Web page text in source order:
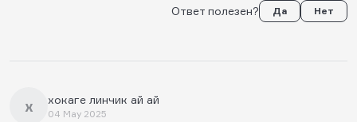
Ответ полезен?
Да Нет
х хокаге линчик ай ай
04 May 2025